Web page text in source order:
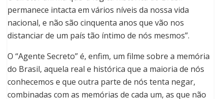
permanece intacta em vários níveis da nossa vida
nacional, e não são cinquenta anos que vão nos
distanciar de um país tão íntimo de nós mesmos”.
O “Agente Secreto” é, enfim, um filme sobre a memória
do Brasil, aquela real e histórica que a maioria de nós
conhecemos e que outra parte de nós tenta negar,
combinadas com as memórias de cada um, as que não